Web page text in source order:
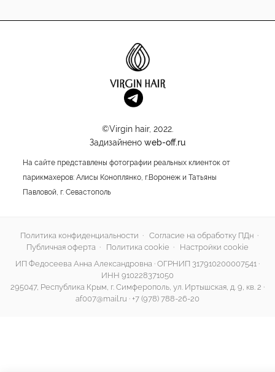
©Virgin hair, 2022.
Задизайнено web-off.ru
На сайте представлены фотографии реальных клиенток от
парикмахеров: Алисы Коноплянко, г.Воронеж и Татьяны
Павловой, г. Севастополь
Политика конфиденциальности · Согласие на обработку ПДн ·
Публичная оферта · Политика cookie ·
Настройки cookie
ИП Федосеева Анна Александровна · ОГРНИП 317910200007541 ·
ИНН 910228371050
295047, Республика Крым, г. Симферополь, ул. Иртышская, д. 9, кв. 2 ·
af007@mail.ru · +7 (978) 788-26-20